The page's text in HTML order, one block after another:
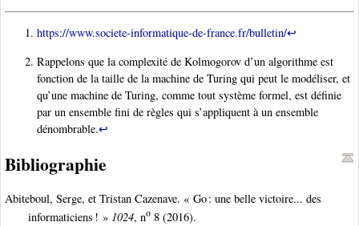
https://www.societe-informatique-de-france.fr/bulletin/↩
Rappelons que la complexité de Kolmogorov d’un algorithme est
fonction de la taille de la machine de Turing qui peut le modéliser, et
qu’une machine de Turing, comme tout système formel, est définie
par un ensemble fini de règles qui s’appliquent à un ensemble
dénombrable.↩
Bibliographie
Abiteboul, Serge, et Tristan Cazenave. « Go : une belle victoire... des
informaticiens ! » 1024, no8 (2016).